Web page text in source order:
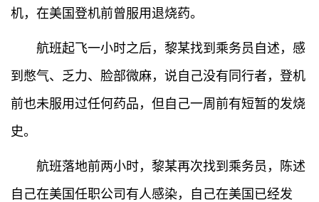
机，在美国登机前曾服用退烧药。
航班起飞一小时之后，黎某找到乘务员自述，感
到憋气、乏力、脸部微麻，说自己没有同行者，登机
前也未服用过任何药品，但自己一周前有短暂的发烧
史。
航班落地前两小时，黎某再次找到乘务员，陈述
自己在美国任职公司有人感染，自己在美国已经发